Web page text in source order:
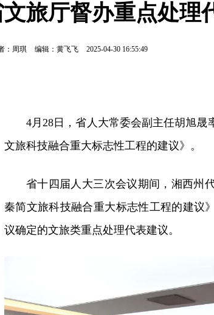
旅厅督办重点处理
：周琪 编辑：黄飞飞 2025-04-30 16:55:49
4月28日，省人大常委会副主任胡旭
文旅科技融合重大标志性工程的建议》。
省十四届人大三次会议期间，湘西州
秦简文旅科技融合重大标志性工程的建议
议确定的文旅类重点处理代表建议。